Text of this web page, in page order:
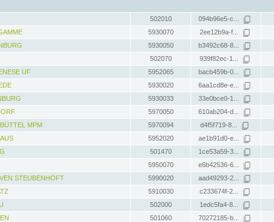
502010 094b96e5-c...
5930070 2ee12b9a-f...
5930050 b3492c68-8...
502070 939f82ec-1...
UF
5952065 bacb459b-0...
5930020 6aa1cd8e-e...
5930033 33e0bce0-1...
5970050 610ab204-d...
MPM
5970094 d4f5f719-8...
5952020 ae1b91d0-e...
501470 1ce53a59-3...
5950070 e6b42536-6...
STEUBENHÖFT
5990020 aad49293-2...
5910030 c233674f-2...
502000 1edc5fa4-8...
501060 70272185-b...